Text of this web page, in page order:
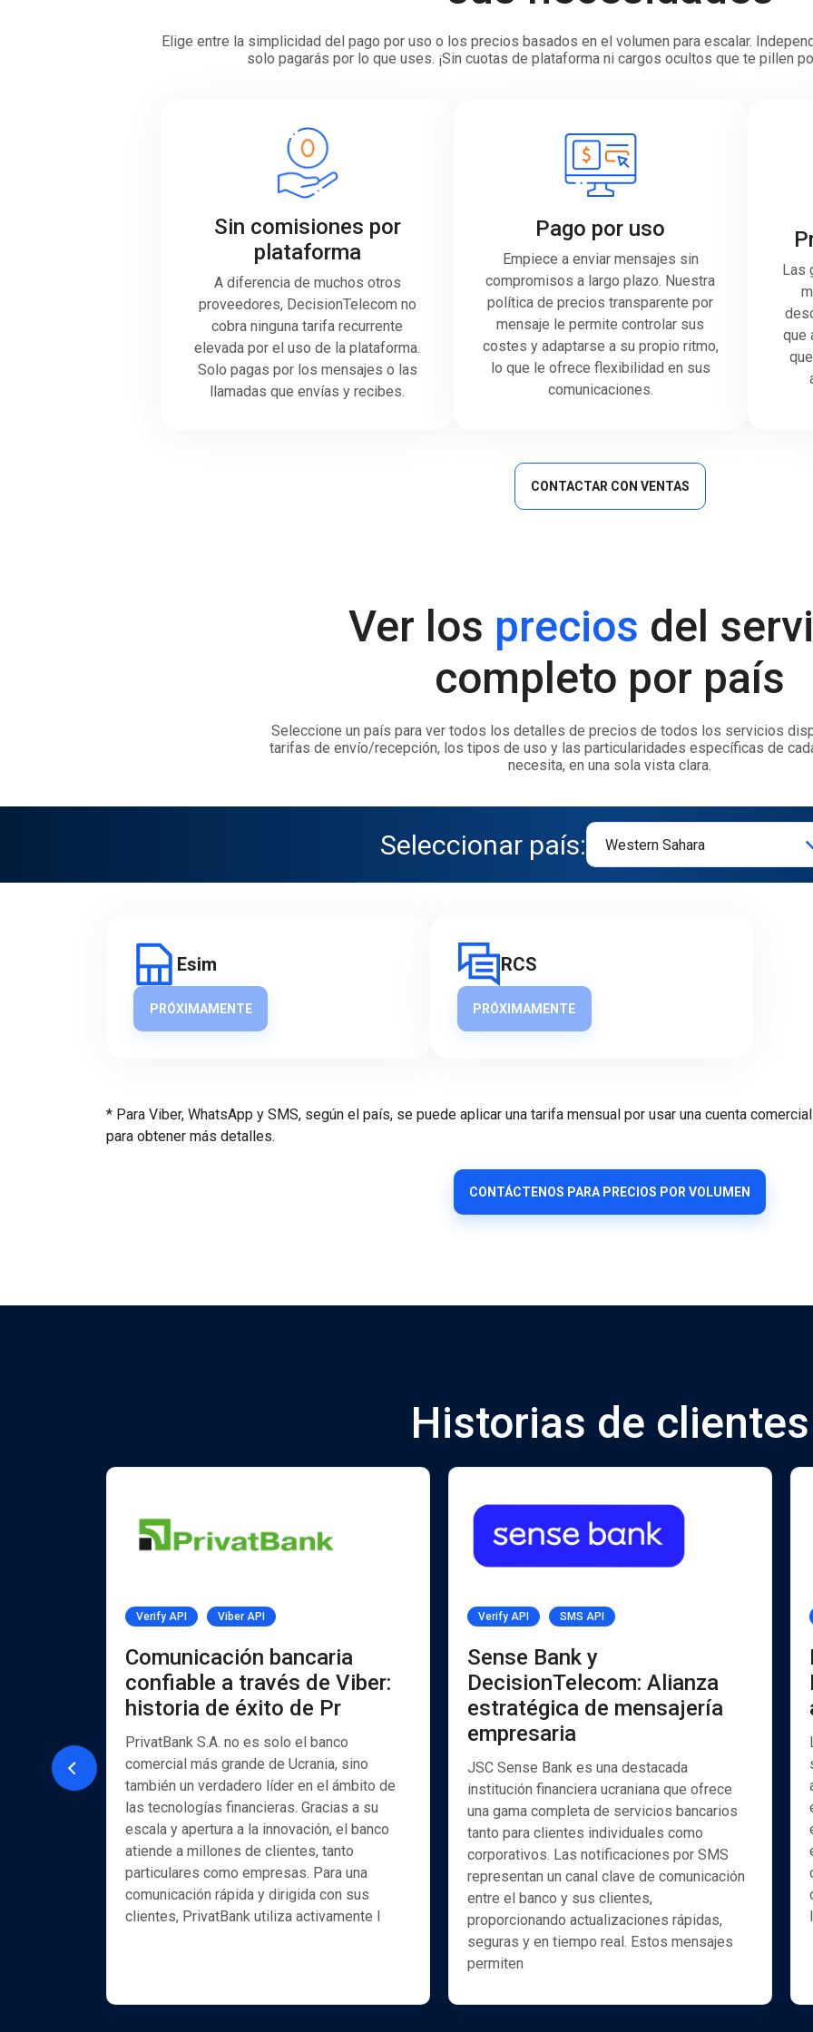
Elige entre la simplicidad del pago por uso o los precios basados en el volumen para escalar.
solo pagarás por lo que uses. ¡Sin cuotas de plataforma ni cargos ocultos que te pillen
Sin comisiones por
plataforma
A diferencia de muchos otros
proveedores, DecisionTelecom no
cobra ninguna tarifa recurrente
elevada por el uso de la plataforma.
Solo pagas por los mensajes o las
llamadas que envías y recibes.
Pago por uso
Empiece a enviar mensajes sin
compromisos a largo plazo. Nuestra
política de precios transparente por
mensaje le permite controlar sus
costes y adaptarse a su propio ritmo,
lo que le ofrece flexibilidad en sus
comunicaciones.
Las
que
CONTACTAR CON VENTAS
Ver los precios del
completo por país
Seleccione un país para ver todos los detalles de precios de todos los servicios
tarifas de envío/recepción, los tipos de uso y las particularidades específicas de
necesita, en una sola vista clara.
Seleccionar país:
Esim
PRÓXIMAMENTE
RCS
PRÓXIMAMENTE
* Para Viber, WhatsApp y SMS, según el país, se puede aplicar una tarifa mensual por usar una cuenta
para obtener más detalles.
CONTÁCTENOS PARA PRECIOS POR VOLUMEN
Historias de clientes
de
Verify API Viber API
Comunicación bancaria
confiable a través de Viber:
historia de éxito de Pr
PrivatBank S.A. no es solo el banco
comercial más grande de Ucrania, sino
también un verdadero líder en el ámbito de
las tecnologías financieras. Gracias a su
escala y apertura a la innovación, el banco
atiende a millones de clientes, tanto
particulares como empresas. Para una
comunicación rápida y dirigida con sus
clientes, PrivatBank utiliza activamente l
Verify API SMS API
Sense Bank y
DecisionTelecom: Alianza
estratégica de mensajería
empresaria
JSC Sense Bank es una destacada
institución financiera ucraniana que ofrece
una gama completa de servicios bancarios
tanto para clientes individuales como
corporativos. Las notificaciones por SMS
representan un canal clave de comunicación
entre el banco y sus clientes,
proporcionando actualizaciones rápidas,
seguras y en tiempo real. Estos mensajes
permiten